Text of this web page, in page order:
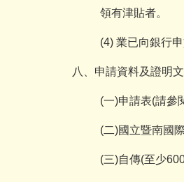
領有津貼者。
(4) 業已向銀行申
八、申請資料及證明文
(一)申請表(請參
(二)國立暨南國
(三)自傳(至少